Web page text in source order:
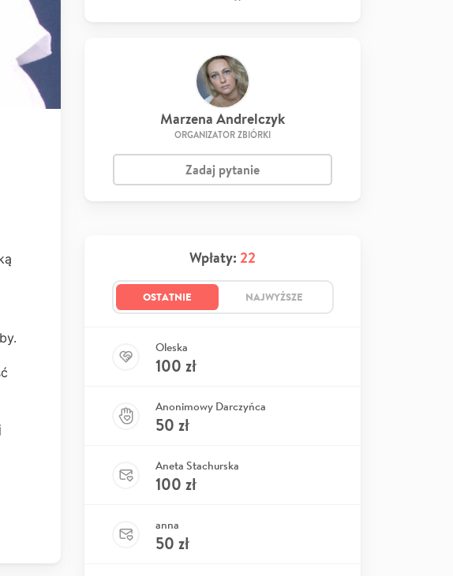
Marzena Andrelczyk
ORGANIZATOR ZBIÓRKI
Zadaj pytanie
Wpłaty: 22
OSTATNIE NAJWYŻSZE
Oleska
100 zł
Anonimowy Darczyńca
50 zł
Aneta Stachurska
100 zł
anna
50 zł